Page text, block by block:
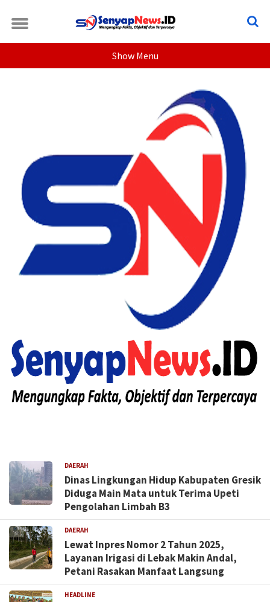
Show Menu
DAERAH
Dinas Lingkungan Hidup Kabupaten Gresik
Diduga Main Mata untuk Terima Upeti
Pengolahan Limbah B3
DAERAH
Lewat Inpres Nomor 2 Tahun 2025,
Layanan Irigasi di Lebak Makin Andal,
Petani Rasakan Manfaat Langsung
HEADLINE